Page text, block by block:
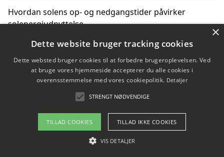
Hvordan solens op- og nedgangstider påvirker
solenergiudnyttelse
Hvordan du får svar på energispørgsmål om
vedvarende energikilder
Om / kontakt
Blog Betingelser
×
Dette website bruger tracking cookies
Dette websted bruger cookies til at forbedre brugeroplevelsen. Ved
at bruge vores hjemmeside accepterer du alle cookies i
overensstemmelse med vores cookiepolitik. Detaljer
STRENGT NØDVENDIGE
TILLAD COOKIES TILLAD IKKE COOKIES
VIS DETALJER